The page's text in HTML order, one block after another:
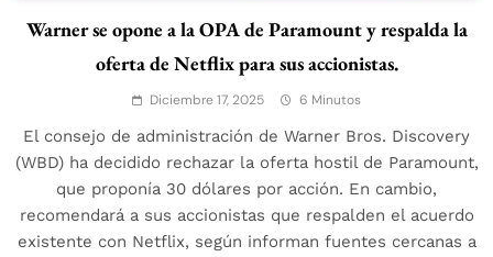
Warner se opone a la OPA de Paramount y respalda la
oferta de Netflix para sus accionistas.
Diciembre 17, 2025 6 Minutos
El consejo de administración de Warner Bros. Discovery
(WBD) ha decidido rechazar la oferta hostil de Paramount,
que proponía 30 dólares por acción. En cambio,
recomendará a sus accionistas que respalden el acuerdo
existente con Netflix, según informan fuentes cercanas a